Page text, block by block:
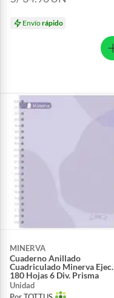
Envíorápido
MINERVA
Cuaderno Anillado
Cuadriculado Minerva Ejec.
180 Hojas 6 Div. Prisma
Unidad